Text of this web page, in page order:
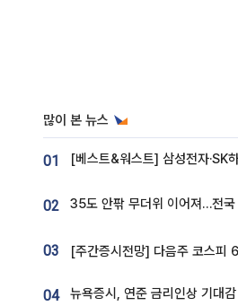
많이 본 뉴스
01
02
03
04